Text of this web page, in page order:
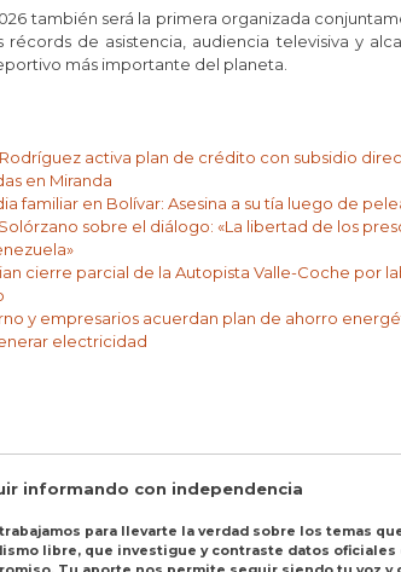
también será la primera organizada
récords de asistencia, audiencia televisiva y
más importante del planeta.
activa plan de crédito con subsidio
en Miranda
familiar en Bolívar: Asesina a su tía luego de
sobre el diálogo: «La libertad de los
cierre parcial de la Autopista Valle-Coche por
y empresarios acuerdan plan de ahorro
electricidad
informando con independencia
para llevarte la verdad sobre los temas
libre, que investigue y contraste datos